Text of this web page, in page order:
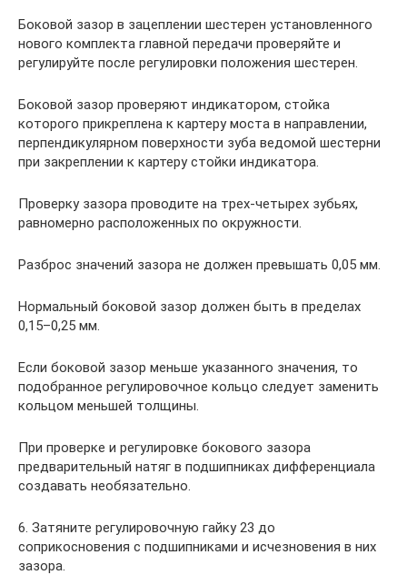
Боковой зазор в зацеплении шестерен установленного
нового комплекта главной передачи проверяйте и
регулируйте после регулировки положения шестерен.
Боковой зазор проверяют индикатором, стойка
которого прикреплена к картеру моста в направлении,
перпендикулярном поверхности зуба ведомой шестерни
при закреплении к картеру стойки индикатора.
Проверку зазора проводите на трех-четырех зубьях,
равномерно расположенных по окружности.
Разброс значений зазора не должен превышать 0,05 мм.
Нормальный боковой зазор должен быть в пределах
0,15–0,25 мм.
Если боковой зазор меньше указанного значения, то
подобранное регулировочное кольцо следует заменить
кольцом меньшей толщины.
При проверке и регулировке бокового зазора
предварительный натяг в подшипниках дифференциала
создавать необязательно.
6. Затяните регулировочную гайку 23 до
соприкосновения с подшипниками и исчезновения в них
зазора.